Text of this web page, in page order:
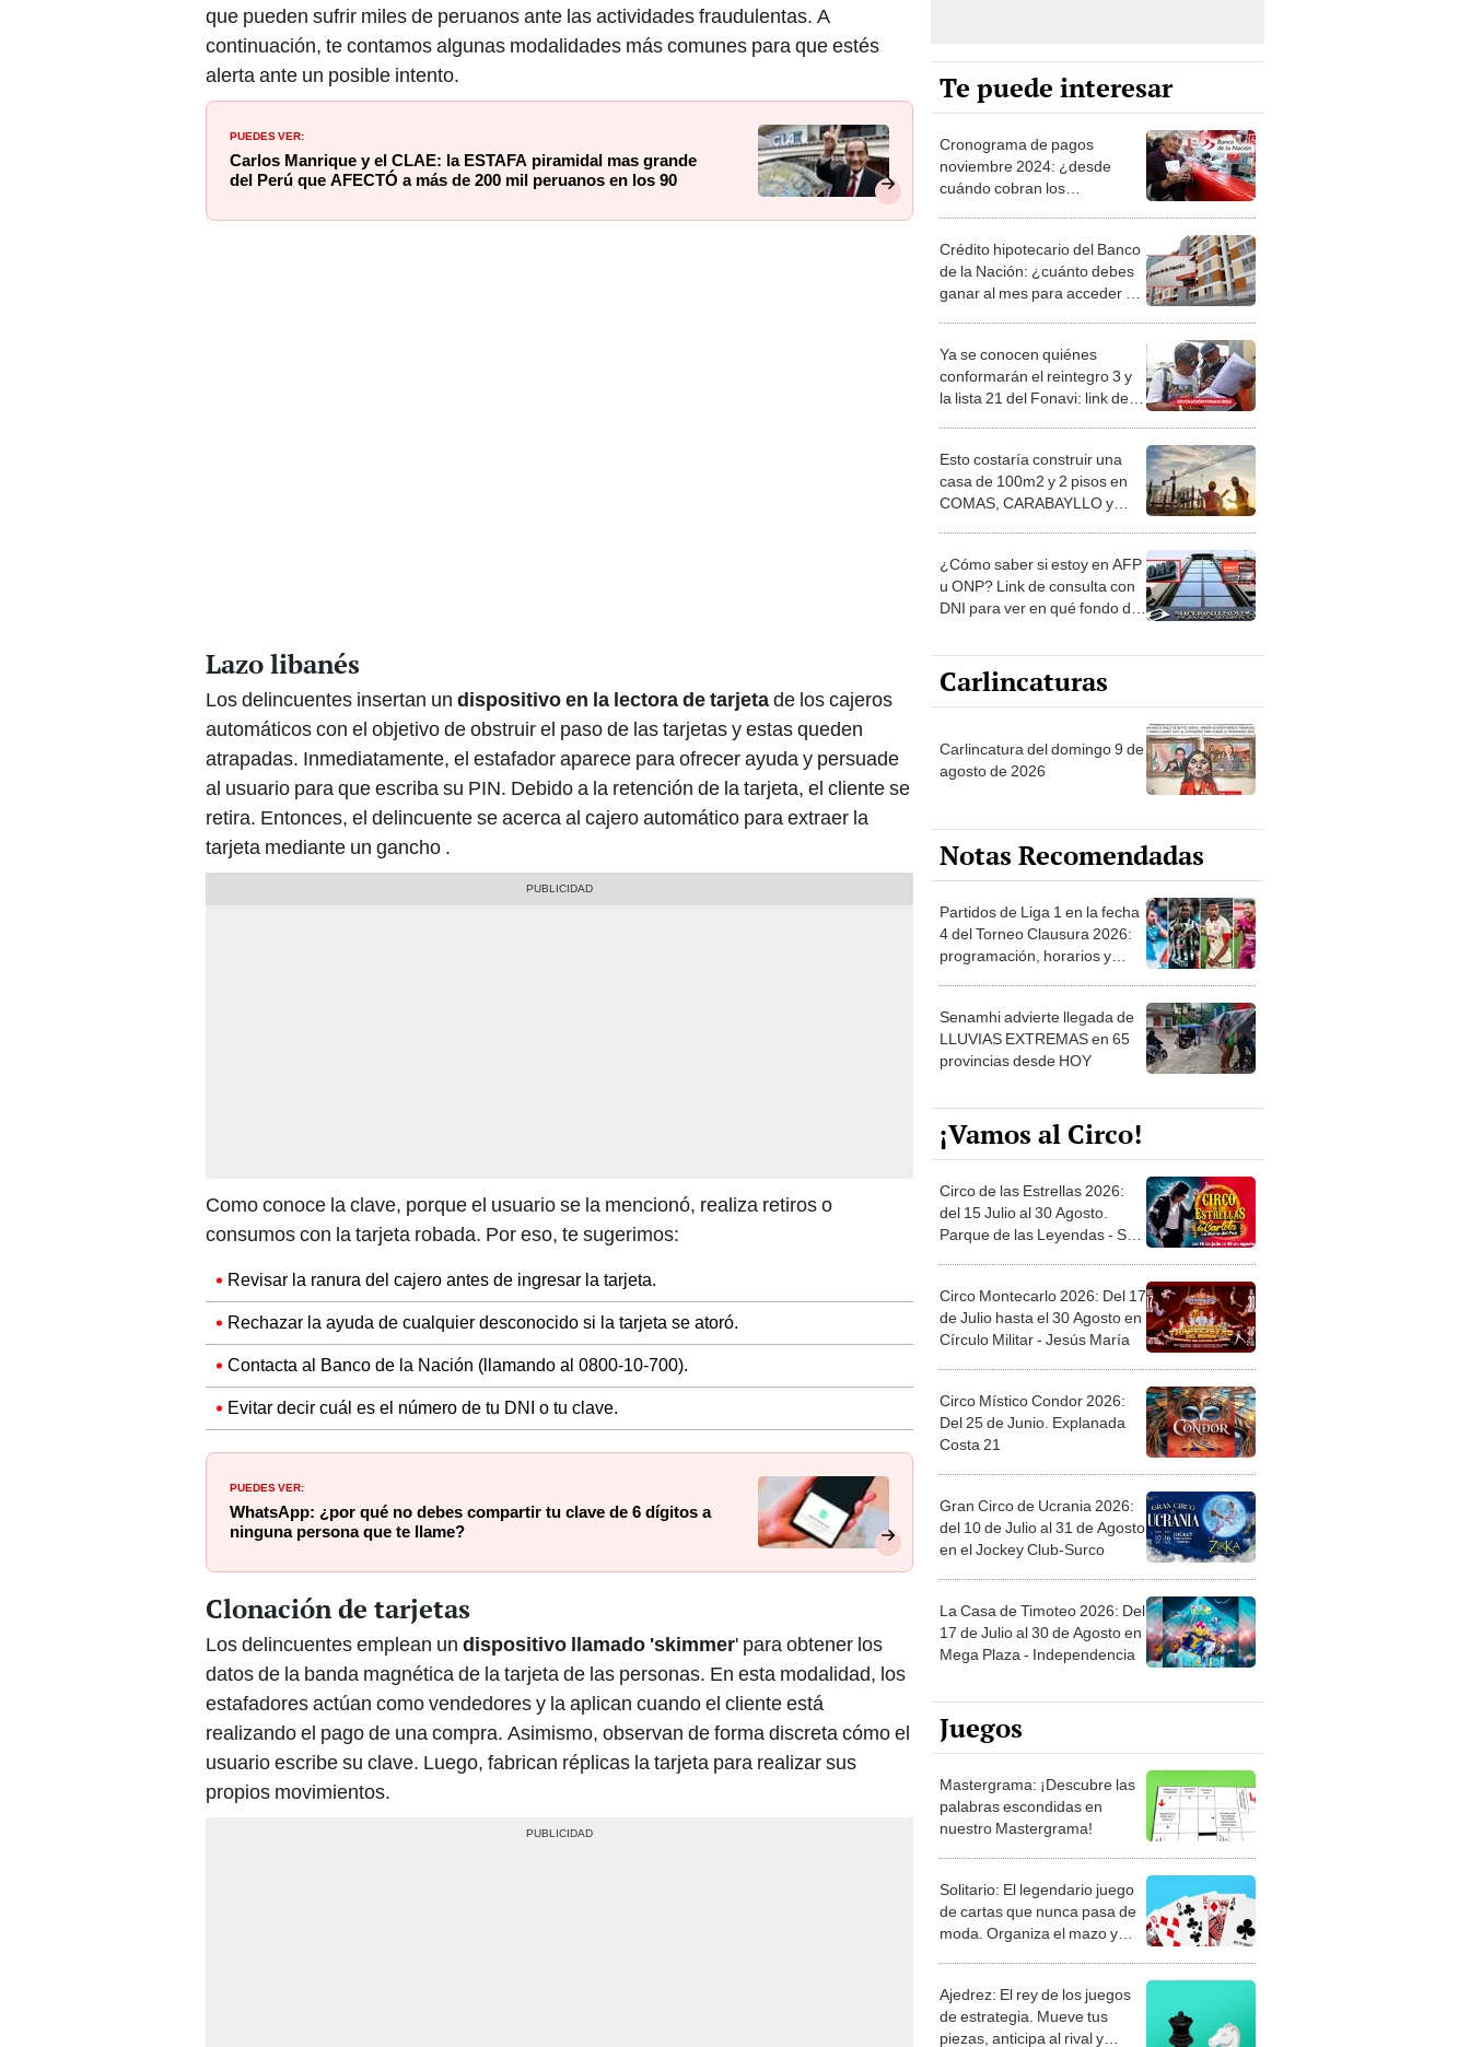
que pueden sufrir miles de peruanos ante las actividades fraudulentas. A
continuación, te contamos algunas modalidades más comunes para que estés
alerta ante un posible intento.
PUEDES VER:
Carlos Manrique y el CLAE: la ESTAFA piramidal mas grande
del Perú que AFECTÓ a más de 200 mil peruanos en los 90
Lazo libanés
Los delincuentes insertan un dispositivo en la lectora de tarjetade los cajeros
automáticos con el objetivo de obstruir el paso de las tarjetas y estas queden
atrapadas. Inmediatamente, el estafador aparece para ofrecer ayuda y persuade
al usuario para que escriba su PIN. Debido a la retención de la tarjeta, el cliente se
retira. Entonces, el delincuente se acerca al cajero automático para extraer la
tarjeta mediante un gancho .
Como conoce la clave, porque el usuario se la mencionó, realiza retiros o
consumos con la tarjeta robada. Por eso, te sugerimos:
Revisar la ranura del cajero antes de ingresar la tarjeta.
Rechazar la ayuda de cualquier desconocido si la tarjeta se atoró.
Contacta al Banco de la Nación (llamando al 0800-10-700).
Evitar decir cuál es el número de tu DNI o tu clave.
PUEDES VER:
WhatsApp: ¿por qué no debes compartir tu clave de 6 dígitos a
ninguna persona que te llame?
Clonación de tarjetas
Los delincuentes emplean un dispositivo llamado 'skimmer' para obtener los
datos de la banda magnética de la tarjeta de las personas. En esta modalidad, los
estafadores actúan como vendedores y la aplican cuando el cliente está
realizando el pago de una compra. Asimismo, observan de forma discreta cómo el
usuario escribe su clave. Luego, fabrican réplicas la tarjeta para realizar sus
propios movimientos.
Te puede interesar
Cronograma de pagos
noviembre 2024: ¿desde
cuándo cobran los
Nación?
Crédito hipotecario del Banco
de la Nación: ¿cuánto debes
ganar al mes para acceder a
Ya se conocen quiénes
conformarán el reintegro 3 y
la lista 21 del Fonavi: link de
Esto costaría construir una
casa de 100m2 y 2 pisos en
COMAS, CARABAYLLO y
¿Cómo saber si estoy en AFP
u ONP? Link de consulta con
DNI para ver en qué fondo de
Carlincaturas
Carlincatura del domingo 9 de
agosto de 2026
Notas Recomendadas
Partidos de Liga 1 en la fecha
4 del Torneo Clausura 2026:
programación, horarios y
Senamhi advierte llegada de
LLUVIAS EXTREMAS en 65
provincias desde HOY
¡Vamos al Circo!
Circo de las Estrellas 2026:
del 15 Julio al 30 Agosto.
Parque de las Leyendas - San
Circo Montecarlo 2026: Del 17
de Julio hasta el 30 Agosto en
Círculo Militar - Jesús María
Circo Místico Condor 2026:
Del 25 de Junio. Explanada
Costa 21
Gran Circo de Ucrania 2026:
del 10 de Julio al 31 de Agosto
en el Jockey Club-Surco
La Casa de Timoteo 2026: Del
17 de Julio al 30 de Agosto en
Mega Plaza - Independencia
Juegos
Mastergrama: ¡Descubre las
palabras escondidas en
nuestro Mastergrama!
Solitario: El legendario juego
de cartas que nunca pasa de
moda. Organiza el mazo y
Ajedrez: El rey de los juegos
de estrategia. Mueve tus
piezas, anticipa al rival y